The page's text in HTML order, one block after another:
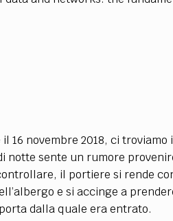
16 novembre 2018, ci
notte sente un rumore
il portiere si rende
e si accinge a
dalla quale era entrato.